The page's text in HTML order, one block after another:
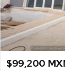
$99,200